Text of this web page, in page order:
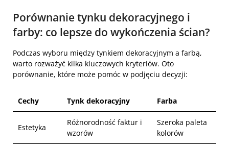
Porównanie tynku dekoracyjnego i
farby: co lepsze do wykończenia ścian?
Podczas wyboru między tynkiem dekoracyjnym a farbą,
warto rozważyć kilka kluczowych kryteriów. Oto
porównanie, które może pomóc w podjęciu decyzji:
Cechy Tynk dekoracyjny Farba
Estetyka
Różnorodność faktur i
wzorów
Szeroka paleta
kolorów